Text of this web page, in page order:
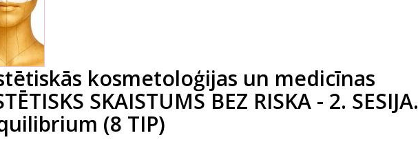
kosmetoloģijas un medicīnas
SKAISTUMS BEZ RISKA - 2. SESIJA.
(8 TIP)